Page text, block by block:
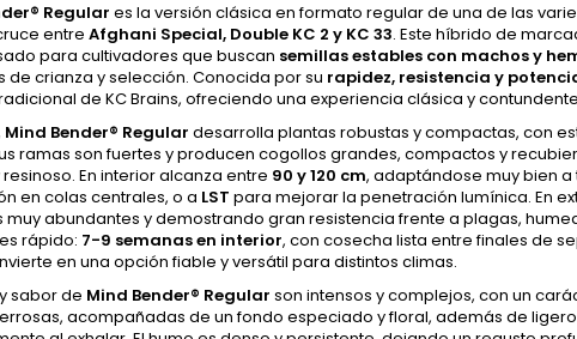
Regular es la versión clásica en formato regular de una de las
entre Afghani Special, Double KC 2 y KC 33. Este híbrido de
para cultivadores que buscan semillas estables con machos y
de crianza y selección. Conocida por su rapidez, resistencia y
de KC Brains, ofreciendo una experiencia clásica y
Mind Bender® Regular desarrolla plantas robustas y compactas, con
ramas son fuertes y producen cogollos grandes, compactos y
En interior alcanza entre 90 y 120 cm, adaptándose muy bien
en colas centrales, o a LST para mejorar la penetración lumínica. En
muy abundantes y demostrando gran resistencia frente a plagas,
rápido: 7-9 semanas en interior, con cosecha lista entre finales de
en una opción fiable y versátil para distintos climas.
sabor de Mind Bender® Regular son intensos y complejos, con un
acompañadas de un fondo especiado y floral, además de